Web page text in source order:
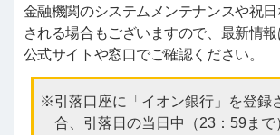
金融機関のシステムメンテナンスや祝
される場合もございますので、最新情
公式サイトや窓口でご確認ください。
引落口座に「イオン銀行」を登録
合、引落日の当日中（23：59まで